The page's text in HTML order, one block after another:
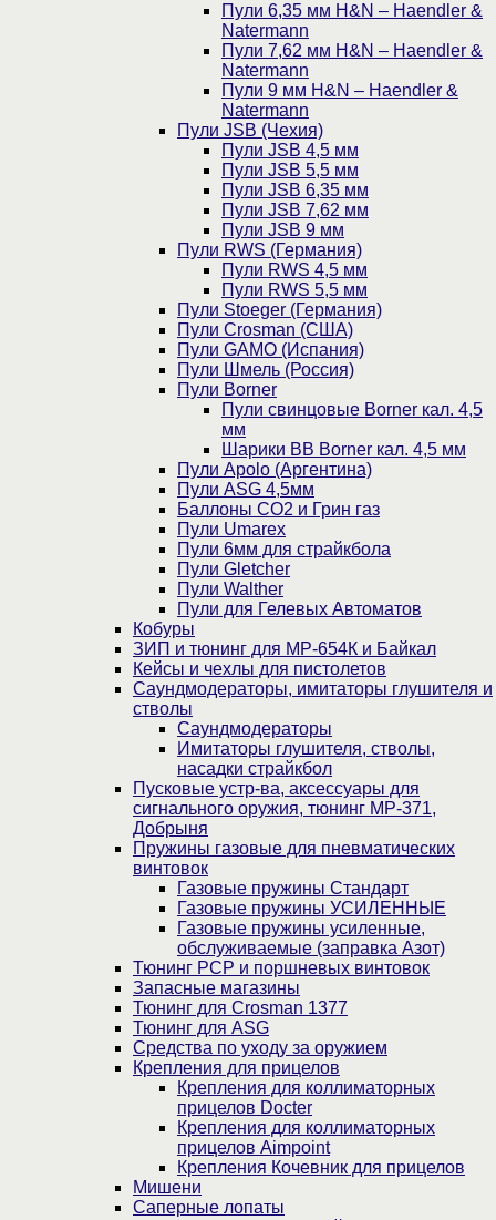
Пули 6,35 мм H&N – Haendler &
Natermann
Пули 7,62 мм H&N – Haendler &
Natermann
Пули 9 мм H&N – Haendler &
Natermann
Пули JSB (Чехия)
Пули JSB 4,5 мм
Пули JSB 5,5 мм
Пули JSB 6,35 мм
Пули JSB 7,62 мм
Пули JSB 9 мм
Пули RWS (Германия)
Пули RWS 4,5 мм
Пули RWS 5,5 мм
Пули Stoeger (Германия)
Пули Crosman (США)
Пули GAMO (Испания)
Пули Шмель (Россия)
Пули Borner
Пули свинцовые Borner кал. 4,5
мм
Шарики BB Borner кал. 4,5 мм
Пули Apolo (Аргентина)
Пули ASG 4,5мм
Баллоны CO2 и Грин газ
Пули Umarex
Пули 6мм для страйкбола
Пули Gletcher
Пули Walther
Пули для Гелевых Автоматов
Кобуры
ЗИП и тюнинг для МР-654К и Байкал
Кейсы и чехлы для пистолетов
Саундмодераторы, имитаторы глушителя и
стволы
Саундмодераторы
Имитаторы глушителя, стволы,
насадки страйкбол
Пусковые устр-ва, аксессуары для
сигнального оружия, тюнинг МР-371,
Добрыня
Пружины газовые для пневматических
винтовок
Газовые пружины Стандарт
Газовые пружины УСИЛЕННЫЕ
Газовые пружины усиленные,
обслуживаемые (заправка Азот)
Тюнинг PCP и поршневых винтовок
Запасные магазины
Тюнинг для Crosman 1377
Тюнинг для ASG
Средства по уходу за оружием
Крепления для прицелов
Крепления для коллиматорных
прицелов Docter
Крепления для коллиматорных
прицелов Aimpoint
Крепления Кочевник для прицелов
Мишени
Саперные лопаты